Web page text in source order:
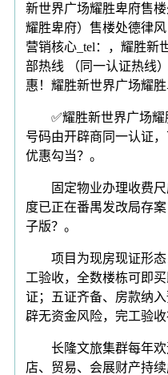
新世界广场耀胜卑府售
耀胜卑府）售楼处德律
营销核心_tel：，耀胜新
部热线 （同一认证热线
惠！耀胜新世界广场耀胜
✅耀胜新世界广场耀
号码由开辟商同一认证
优惠勾当？。
固定物业办理收费尺
度已正在番禺发改局存
子版？。
项目为现房现证形态
工验收，全数楼栋可即
证；五证齐备、房款纳
辟无资金风险，完工验收
长隆文旅集群每年欢
店、贸易、会展财产持